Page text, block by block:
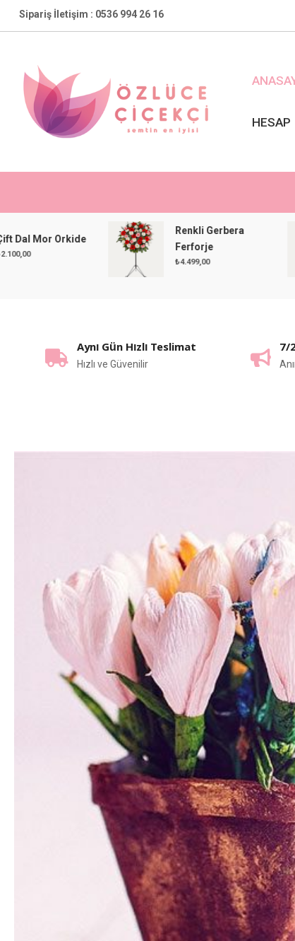
Skip
to
Sipariş İletişim : 0536 994 26 16
HESAP
Orkide
Renkli Gerbera
Ferforje
4.499,00
Aynı Gün Hızlı Teslimat
Hızlı ve Güvenilir
7/